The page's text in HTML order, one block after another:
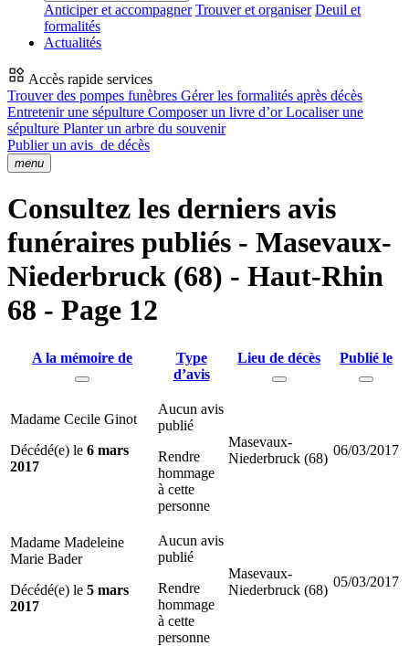
Anticiper et accompagner Trouver et organiser Deuil et
formalités
Actualités
Accès rapide services
Trouver des pompes funèbres Gérer les formalités après décès
Entretenir une sépulture Composer un livre d’orLocaliser une
sépulture Planter un arbre du souvenir
Publier un avis de décès
menu
Consultez les derniers avis
funéraires publiés - Masevaux-
Niederbruck (68) - Haut-Rhin
68 - Page 12
A la mémoire de
Type
d’avis
Lieu de décès Publié le
Madame Cecile Ginot
Décédé(e) le 6 mars
2017
Aucun avis
publié
Rendre
hommage
à cette
personne
Masevaux-
Niederbruck (68)
06/03/2017
Madame Madeleine
Marie Bader
Décédé(e) le 5 mars
2017
Aucun avis
publié
Rendre
hommage
à cette
personne
Masevaux-
Niederbruck (68)
05/03/2017